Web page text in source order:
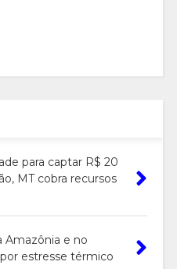
para captar R$ 20
MT cobra recursos
Amazônia e no
estresse térmico